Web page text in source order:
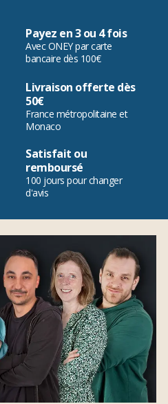
Payez en 3 ou 4 fois
Avec ONEY par carte
bancaire dès 100€
Livraison offerte dès
50€
France métropolitaine et
Monaco
Satisfait ou
remboursé
100 jours pour changer
d'avis